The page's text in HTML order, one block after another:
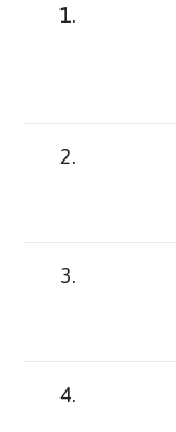
1.
2.
3.
4.